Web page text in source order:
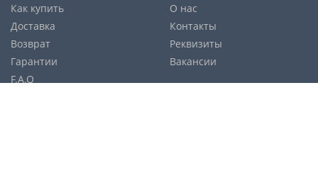
Как купить
Доставка
Возврат
Гарантии
F.A.Q
О нас
Контакты
Реквизиты
Вакансии